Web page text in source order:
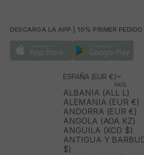
DESCARGA LA APP | 10% PRIMER PEDIDO
ESPAÑA (EUR €)
PAÍS
ALBANIA (ALL L)
ALEMANIA (EUR €)
ANDORRA (EUR €)
ANGOLA (AOA KZ)
ANGUILA (XCD $)
ANTIGUA Y
$)